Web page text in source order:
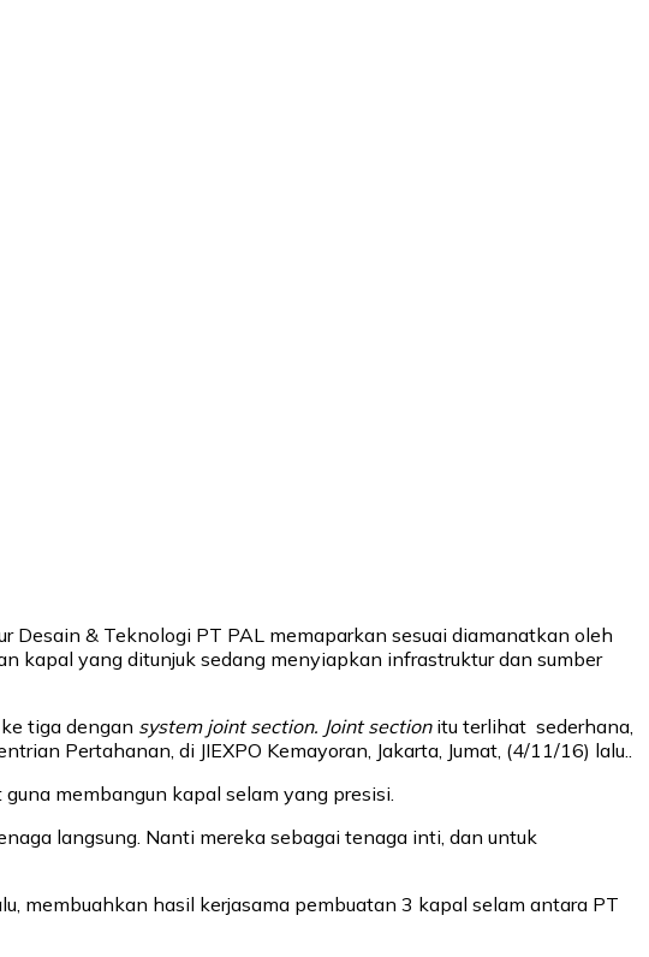
Desain & Teknologi PT PAL memaparkan sesuai diamanatkan oleh
kapal yang ditunjuk sedang menyiapkan infrastruktur dan sumber
tiga dengan system joint section. Joint section itu terlihat sederhana,
Pertahanan, di JIEXPO Kemayoran, Jakarta, Jumat, (4/11/16) lalu..
membangun kapal selam yang presisi.
langsung. Nanti mereka sebagai tenaga inti, dan untuk
membuahkan hasil kerjasama pembuatan 3 kapal selam antara PT